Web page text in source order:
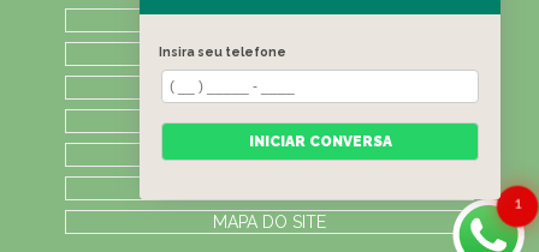
HOME
QUEM SOMOS
ATIVIDADES
CONTATO
MAPA DO SITE
1
Insira seu telefone
INICIAR CONVERSA